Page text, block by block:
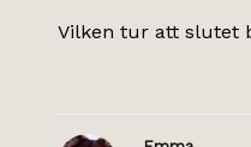
Vilken tur att slutet